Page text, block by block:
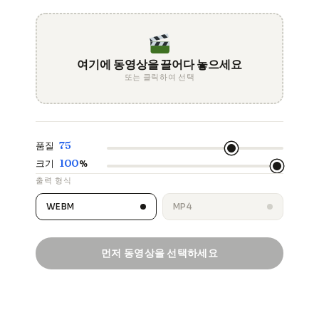
여기에 동영상을 끌어다 놓으세요
또는 클릭하여 선택
품질 75
크기 100%
출력 형식
WEBM MP4
먼저 동영상을 선택하세요